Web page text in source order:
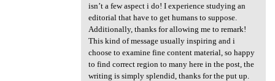
isn’t a few aspect i do! I experience studying an
editorial that have to get humans to suppose.
Additionally, thanks for allowing me to remark!
This kind of message usually inspiring and i
choose to examine fine content material, so happy
to find correct region to many here in the post, the
writing is simply splendid, thanks for the put up.